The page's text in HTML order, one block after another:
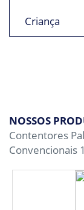
Criança
NOSSOS
Contentores
Convencionais